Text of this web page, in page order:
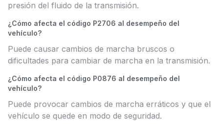
presión del fluido de la transmisión.
¿Cómo afecta el código P2706 al desempeño del
vehículo?
Puede causar cambios de marcha bruscos o
dificultades para cambiar de marcha en la transmisión.
¿Cómo afecta el código P0876 al desempeño del
vehículo?
Puede provocar cambios de marcha erráticos y que el
vehículo se quede en modo de seguridad.